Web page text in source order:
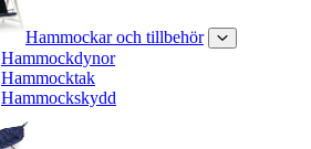
Hammockar och tillbehör
Hammockdynor
Hammocktak
Hammockskydd